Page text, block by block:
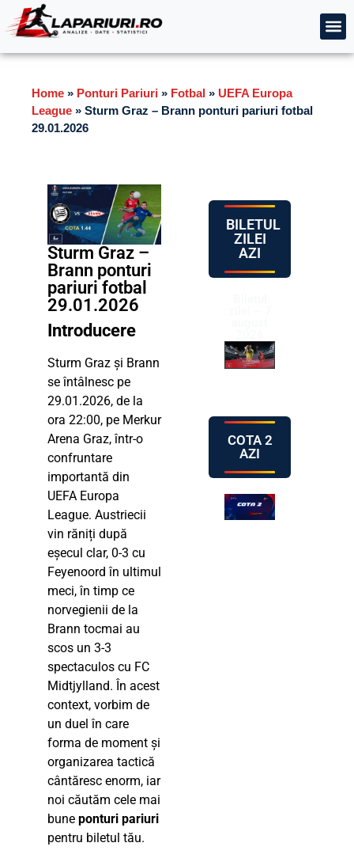
Home » Ponturi Pariuri » Fotbal » UEFA Europa
League » Sturm Graz – Brann ponturi pariuri fotbal
29.01.2026
Sturm Graz –
Brann ponturi
pariuri fotbal
29.01.2026
Introducere
Sturm Graz și Brann
se întâlnesc pe
29.01.2026, de la
ora 22:00, pe Merkur
Arena Graz, într-o
confruntare
importantă din
UEFA Europa
League. Austriecii
vin răniți după
eșecul clar, 0-3 cu
Feyenoord în ultimul
meci, în timp ce
norvegienii de la
Brann tocmai au
scos un 3-3
spectaculos cu FC
Midtjylland. În acest
context, vorbim de
un duel în care
forma de moment și
organizarea tactică
cântăresc enorm, iar
noi căutăm cele mai
bune ponturi pariuri
pentru biletul tău.
BILETUL
ZILEI
AZI
COTA 2
AZI